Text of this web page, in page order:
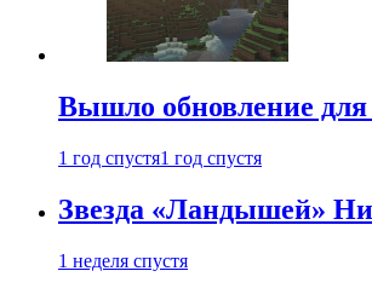
Вышло обновление
1 год спустя1 год спустя
Звезда «Ландышей»
1 неделя спустя